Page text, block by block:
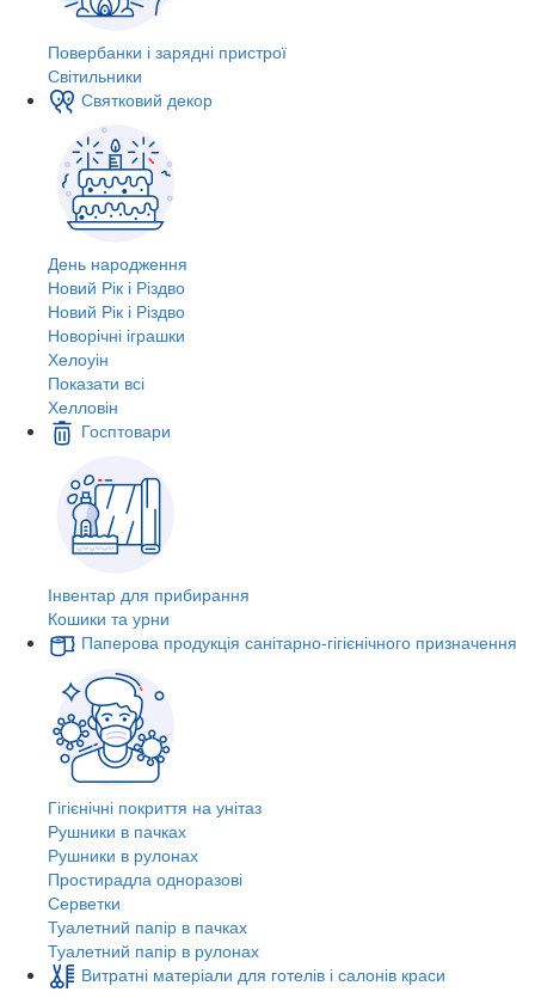
Повербанки і зарядні пристрої
Світильники
Святковий декор
День народження
Новий Рік і Різдво
Новий Рік і Різдво
Новорічні іграшки
Хелоуін
Показати всі
Хелловін
Госптовари
Інвентар для прибирання
Кошики та урни
Паперова продукція санітарно-гігієнічного призначення
Гігієнічні покриття на унітаз
Рушники в пачках
Рушники в рулонах
Простирадла одноразові
Серветки
Туалетний папір в пачках
Туалетний папір в рулонах
Витратні матеріали для готелів і салонів краси